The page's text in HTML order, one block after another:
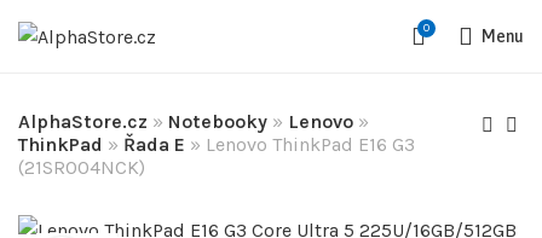
0 Menu
AlphaStore.cz » Notebooky » Lenovo »
ThinkPad » Řada E » Lenovo ThinkPad E16 G3
(21SR004NCK)